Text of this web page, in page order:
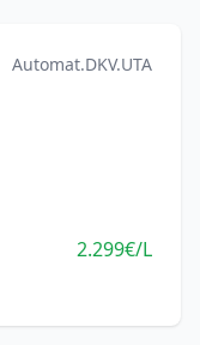
Automat.DKV.UTA
2.299€/L